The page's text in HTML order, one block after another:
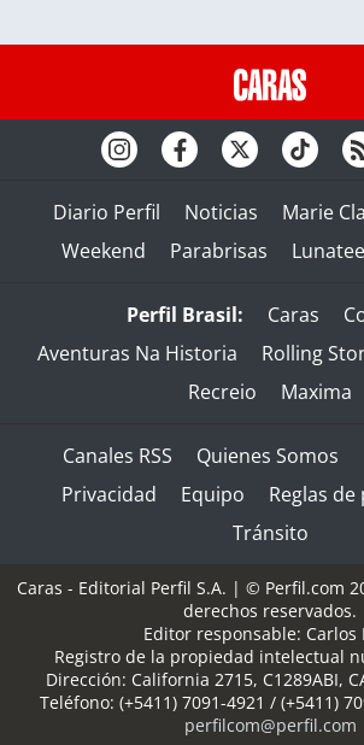
Diario Perfil Noticias Marie
Weekend
Parabrisas
Perfil Brasil: Caras
Aventuras Na Historia
Rolling
Recreio
Maxima
Canales RSS Quienes Somos
Privacidad
Equipo
Reglas
Tránsito
Caras - Editorial Perfil S.A. | © Perfil.com
derechos reservados.
Editor responsable: Carlos
Registro de la propiedad intelectual
Dirección: California 2715, C1289ABI,
Teléfono: (+5411) 7091-4921 / (+5411)
perfilcom@perfil.com